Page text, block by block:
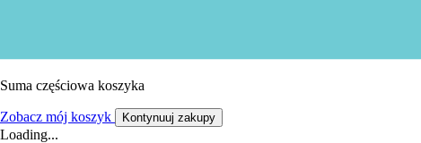
Suma częściowa koszyka
Zobacz mój koszyk Kontynuuj zakupy
Loading...